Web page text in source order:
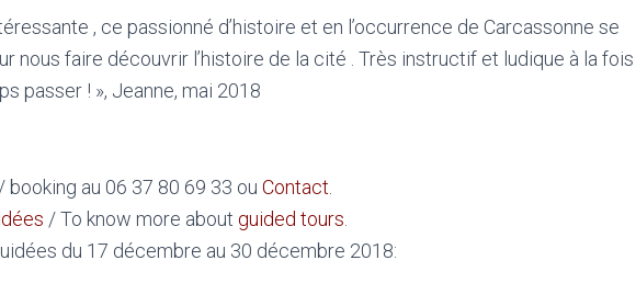
, ce passionné d’histoire et en l’occurrence de Carcassonne se
nous faire découvrir l’histoire de la cité . Très instructif et ludique à la fois
passer ! », Jeanne, mai 2018
au 06 37 80 69 33 ou Contact.
/ To know more about guided tours
du 17 décembre au 30 décembre 2018: